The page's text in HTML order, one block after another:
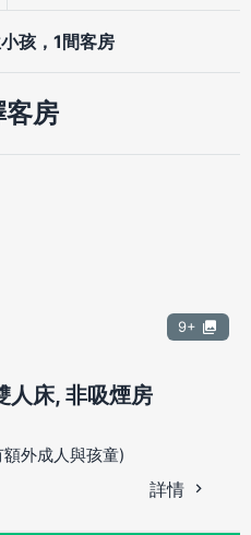
孩，1間客房
客房
9+
人床, 非吸煙房
外成人與孩童)
詳情